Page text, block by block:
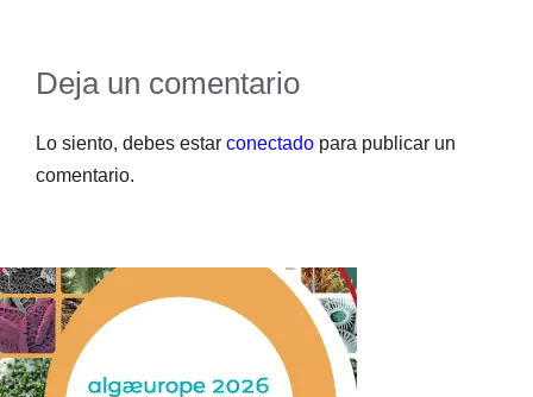
Deja un comentario
Lo siento, debes estar conectado para publicar un
comentario.